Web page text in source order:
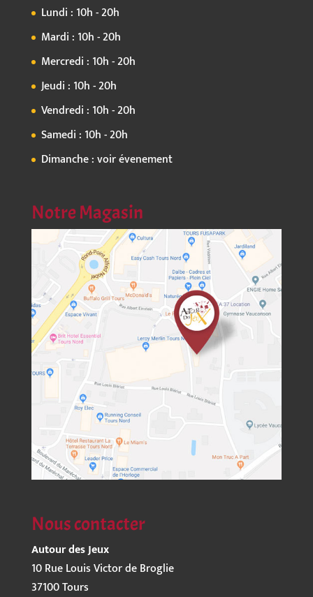
Lundi : 10h - 20h
Mardi : 10h - 20h
Mercredi : 10h - 20h
Jeudi : 10h - 20h
Vendredi : 10h - 20h
Samedi : 10h - 20h
Dimanche : voir évenement
Notre Magasin
Nous contacter
Autour des Jeux
10 Rue Louis Victor de Broglie
37100 Tours